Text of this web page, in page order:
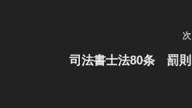
次
司法書士法80条 罰則